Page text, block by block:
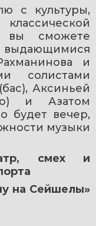
с культуры,
вы сможете
и
солистами
Аксиньей
и Азатом
будет вечер,
музыки
смех и
на Сейшелы»